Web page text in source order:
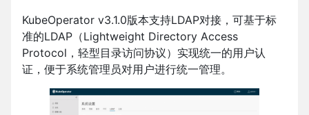
KubeOperator v3.1.0版本支持LDAP对接，可基于标
准的LDAP（Lightweight Directory Access
Protocol，轻型目录访问协议）实现统一的用户认
证，便于系统管理员对用户进行统一管理。